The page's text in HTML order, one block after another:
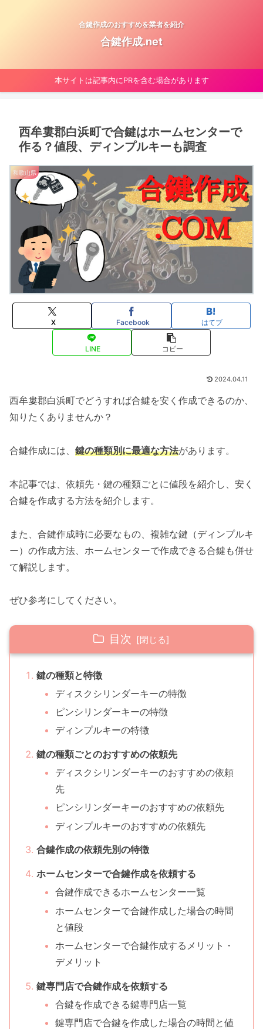
合鍵作成のおすすめを業者を紹介
合鍵作成.net
本サイトは記事内にPRを含む場合があります
西牟婁郡白浜町で合鍵はホームセンターで
作る？値段、ディンプルキーも調査
和歌山県
X Facebook はてブ
LINE コピー
2024.04.11
西牟婁郡白浜町でどうすれば合鍵を安く作成できるのか、
知りたくありませんか？
合鍵作成には、 鍵の種類別に最適な方法があります。
本記事では、依頼先・鍵の種類ごとに値段を紹介し、安く
合鍵を作成する方法を紹介します。
また、合鍵作成時に必要なもの、複雑な鍵（ディンプルキ
ー）の作成方法、ホームセンターで作成できる合鍵も併せ
て解説します。
ぜひ参考にしてください。
目次
鍵の種類と特徴
ディスクシリンダーキーの特徴
ピンシリンダーキーの特徴
ディンプルキーの特徴
鍵の種類ごとのおすすめの依頼先
ディスクシリンダーキーのおすすめの依頼
先
ピンシリンダーキーのおすすめの依頼先
ディンプルキーのおすすめの依頼先
合鍵作成の依頼先別の特徴
ホームセンターで合鍵作成を依頼する
合鍵作成できるホームセンター一覧
ホームセンターで合鍵作成した場合の時間
と値段
ホームセンターで合鍵作成するメリット・
デメリット
鍵専門店で合鍵作成を依頼する
合鍵を作成できる鍵専門店一覧
鍵専門店で合鍵を作成した場合の時間と値